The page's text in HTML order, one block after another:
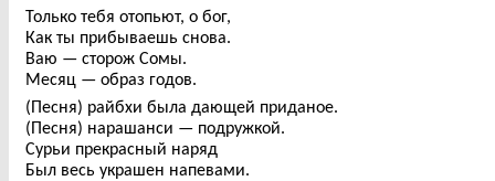
Только тебя отопьют, о бог,
Как ты прибываешь снова.
Ваю — сторож Сомы.
Месяц — образ годов.
(Песня) райбхи была дающей приданое.
(Песня) нарашанси — подружкой.
Сурьи прекрасный наряд
Был весь украшен напевами.